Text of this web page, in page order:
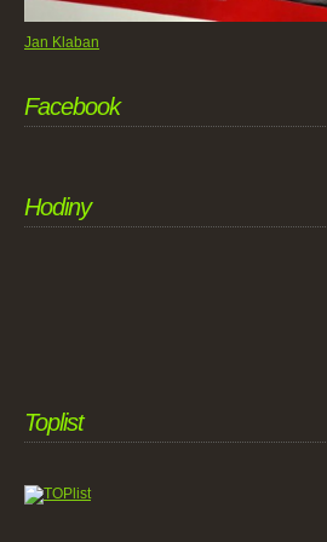
Jan Klaban
Facebook
Hodiny
Toplist